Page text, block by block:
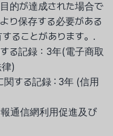
的が達成された場合で
り保存する必要がある
ることがあります。.
る記録：3年(電子商取
)
する記録 : 3年 (信用
通信網利用促進及び